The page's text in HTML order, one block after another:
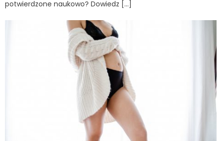
potwierdzone naukowo? Dowiedz […]